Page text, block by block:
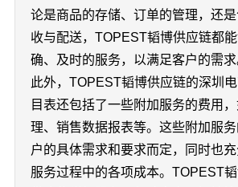
论是商品的存储、订单的管理，还
收与配送，TOPEST韬博供应链都
确、及时的服务，以满足客户的需求
此外，TOPEST韬博供应链的深圳
目表还包括了一些附加服务的费用
理、销售数据报表等。这些附加服
户的具体需求和要求而定，同时也
服务过程中的各项成本。TOPEST